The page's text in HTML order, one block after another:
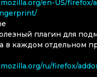
en-US/firefox/
плагин для
в каждом отдельном
ru/firefox/